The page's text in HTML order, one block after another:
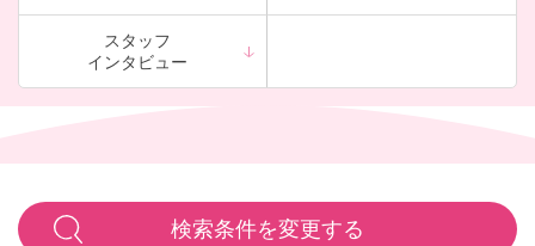
スタッフ
インタビュー
検索条件を変更する